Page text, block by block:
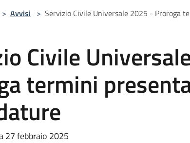
> Avvisi > Servizio Civile Universale 2025 - Proroga
Civile
termini
27 febbraio 2025